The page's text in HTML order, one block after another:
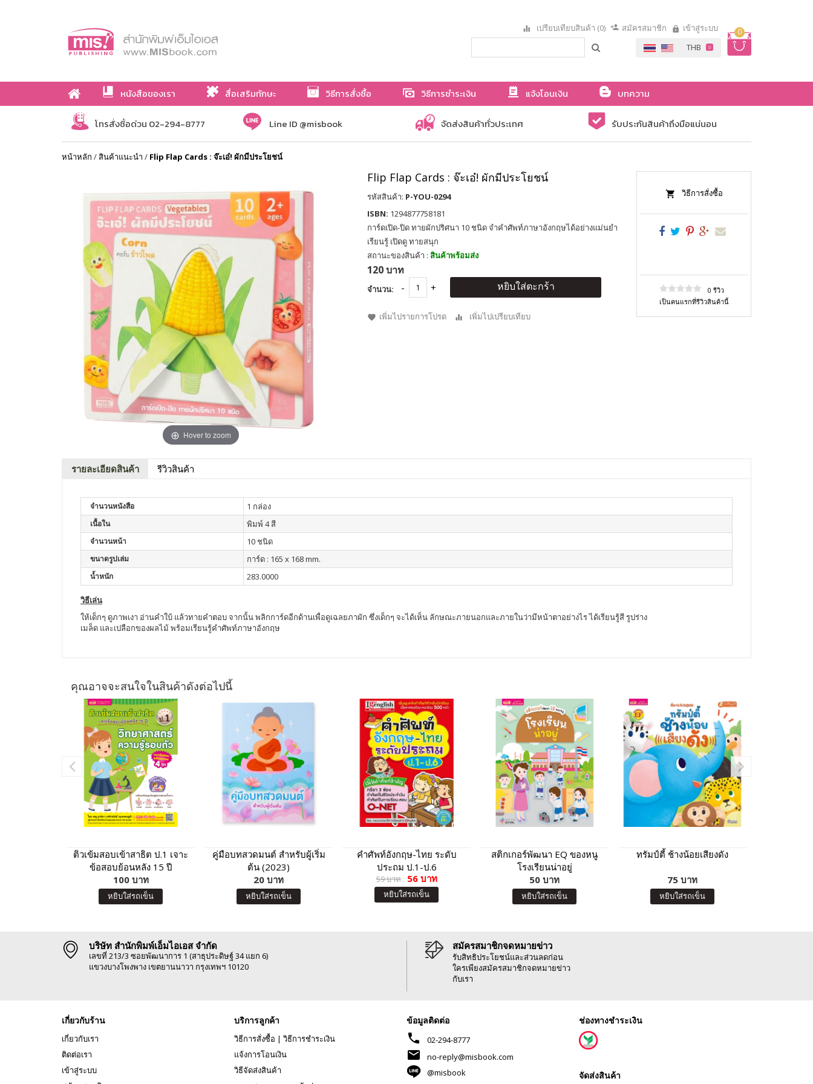
0
เปรียบเทียบสินค้า (0) สมัครสมาชิก เข้าสู่ระบบ
หนังสือของเรา สื่อเสริมทักษะ วิธีการสั่งซื้อ วิธีการชำระเงิน แจ้งโอนเงิน
บทความ
เกี่ยวกับเรา
โทรสั่งซื้อด่วน 02-294-8777 Line ID @misbook จัดส่งสินค้าทั่วประเทศ รับประกันสินค้าถึงมือแน่นอน
หน้าหลัก /สินค้าแนะนำ / Flip Flap Cards : จ๊ะเอ๋! ผักมีประโยชน์
Hover to zoom
Flip Flap Cards : จ๊ะเอ๋! ผักมีประโยชน์
รหัสสินค้า: P-YOU-0294
ISBN: 1294877758181
การ์ดเปิด-ปิด ทายผักปริศนา 10 ชนิด จำคำศัพท์ภาษาอังกฤษได้อย่างแม่นยำ
เรียนรู้ เปิดดู ทายสนุก
สถานะของสินค้า : สินค้าพร้อมส่ง
120 บาท
จำนวน: หยิบใส่ตะกร้า
เพิ่มไปรายการโปรด เพิ่มไปเปรียบเทียบ
วิธีการสั่งซื้อ
0 รีวิว
เป็นคนแรกที่รีวิวสินค้านี้
รายละเอียดสินค้า รีวิวสินค้า
จำนวนหนังสือ 1 กล่อง
เนื้อใน พิมพ์ 4 สี
จำนวนหน้า 10 ชนิด
ขนาดรูปเล่ม การ์ด : 165 x 168 mm.
น้ำหนัก 283.0000
วิธีเล่น
ให้เด็กๆ ดูภาพเงา อ่านคำใบ้ แล้วทายคำตอบ จากนั้น พลิกการ์ดอีกด้านเพื่อดูเฉลยภาผัก ซึ่งเด็กๆ จะได้เห็น ลักษณะภายนอกและภายในว่ามีหน้าตาอย่างไร ได้เรียนรู้สี รูปร่าง
เมล็ด และเปลือกของผลไม้ พร้อมเรียนรู้คำศัพท์ภาษาอังกฤษ
คุณอาจจะสนใจในสินค้าดังต่อไปนี้
ติวเข้มสอบเข้าสาธิต ป.1 เจาะ
ข้อสอบย้อนหลัง 15 ปี
วิทยาศาสตร์ ความรู้รอบตัว
100 บาท
หยิบใส่รถเข็น
คู่มือบทสวดมนต์ สำหรับผู้เริ่ม
ต้น (2023)
20 บาท
หยิบใส่รถเข็น
คำศัพท์อังกฤษ-ไทย ระดับ
ประถม ป.1-ป.6
59 บาท 56 บาท
หยิบใส่รถเข็น
สติกเกอร์พัฒนา EQ ของหนู
โรงเรียนน่าอยู่
50 บาท
หยิบใส่รถเข็น
ทรัมป์ตี้ ช้างน้อยเสียงดัง
75 บาท
หยิบใส่รถเข็น
บริษัท สำนักพิมพ์เอ็มไอเอส จำกัด
เลขที่ 213/3 ซอยพัฒนาการ 1 (สาธุประดิษฐ์ 34 แยก 6)
แขวงบางโพงพาง เขตยานนาวา กรุงเทพฯ 10120
สมัครสมาชิกจดหมายข่าว
รับสิทธิประโยชน์และส่วนลดก่อน
ใครเพียงสมัครสมาชิกจดหมายข่าว
กับเรา
เกี่ยวกับร้าน
เกี่ยวกับเรา
ติดต่อเรา
เข้าสู่ระบบ
บริการลูกค้า
วิธีการสั่งซื้อ | วิธีการชำระเงิน
แจ้งการโอนเงิน
วิธีจัดส่งสินค้า
ข้อมูลติดต่อ
phone 02-294-8777
mail
no-reply@misbook.com
@misbook
ช่องทางชำระเงิน
จัดส่งสินค้า